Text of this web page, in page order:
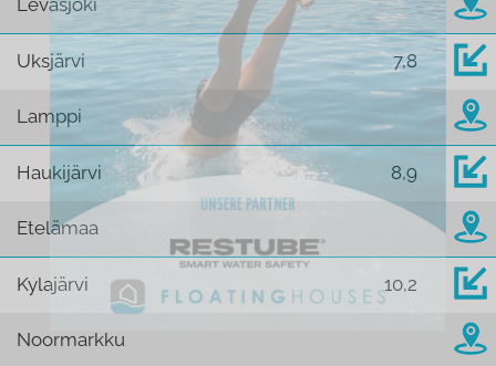
Leväsjoki
Uksjärvi 7,8
Lamppi
Haukijärvi 8,9
Etelämaa
Kylajärvi 10,2
Noormarkku